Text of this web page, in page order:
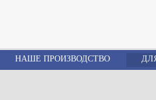
НАШЕ ПРОИЗВОДСТВО